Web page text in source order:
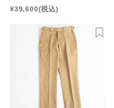
¥39,600(税込)